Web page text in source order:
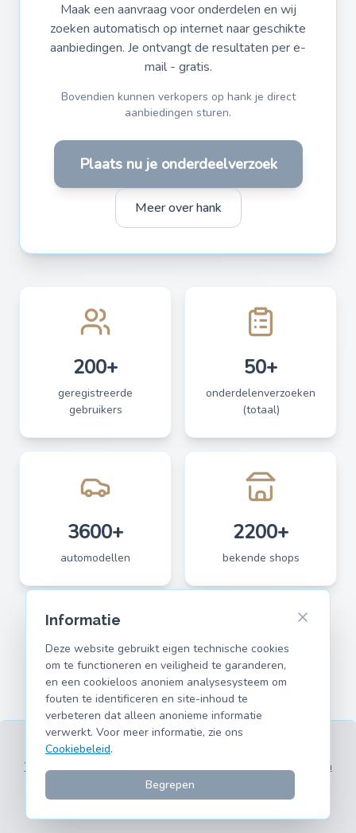
Maak een aanvraag voor onderdelen en wij
zoeken automatisch op internet naar geschikte
aanbiedingen. Je ontvangt de resultaten per e-
mail - gratis.
Bovendien kunnen verkopers op hank je direct
aanbiedingen sturen.
Plaats nu je onderdeelverzoek
Meer over hank
200+
geregistreerde
gebruikers
50+
onderdelenverzoeken
(totaal)
3600+
automodellen
2200+
bekende shops
VoorwaardenPrivacyColofonCookiesOndersteunde modellen
© 2026 hank.parts S. L. - Gemaakt met ❤️ voor auto- en
motorliefhebbers.
Informatie
Deze website gebruikt eigen technische cookies
om te functioneren en veiligheid te garanderen,
en een cookieloos anoniem analysesysteem om
fouten te identificeren en site-inhoud te
verbeteren dat alleen anonieme informatie
verwerkt. Voor meer informatie, zie ons
Cookiebeleid.
Begrepen